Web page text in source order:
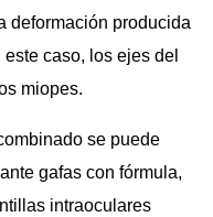
deformación producida
caso, los ejes del
miopes.
se puede
gafas con fórmula,
intraoculares